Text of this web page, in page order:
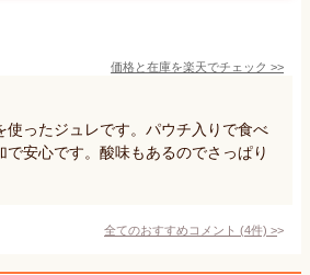
価格と在庫を楽天でチェック >>
使ったジュレです。パウチ入りで食べ
で安心です。酸味もあるのでさっぱり
全てのおすすめコメント (4件) >